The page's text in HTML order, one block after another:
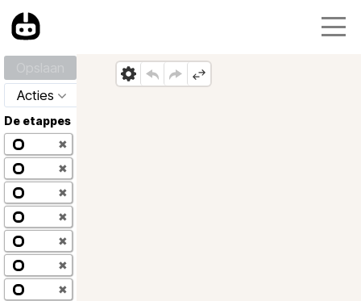
Acties
De etappes
✖
✖
✖
✖
✖
✖
✖